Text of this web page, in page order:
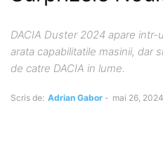
DACIA Duster 2024 apare
arata capabilitatile masinii, dar
de catre DACIA in lume.
Scris de: Adrian Gabor - mai 26,